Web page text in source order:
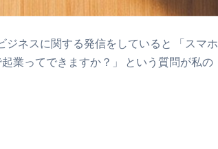
ネスに関する発信をしていると 「スマホ
業ってできますか？」 という質問が私の